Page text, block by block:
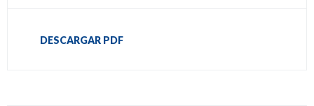
DESCARGAR PDF